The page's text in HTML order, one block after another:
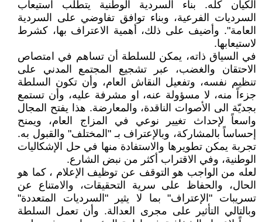
الكيان كله. بناء السردية الوطنية يتطلب استيعاب
السرديات الفرعية، وبناء توافق تفاوضي على السردية
العامة". وأضيف على ذلك، أهمية الاعتراف بها، كشرط
لاستيعابها.
في السياق ذاته، يمكن للسلطة أن تساهم في امتصاص
الاحتقان والغضب، عبر تشجيع المجتمع المدني على
تنظيم نفسه، وتفعيل النقاش العام، وأن تكون السلطة
جزءاً منه، لا مسؤولة عنه، او مشرفة عليه، وأن تستمع
بجديّة الى الأصوات الناقدة، والمعارضة. هذا يفتح المجال
واسعاً لإحداث تغيير نوعي في المزاج العام، ويمنح
إحساساً بالمشاركة، وبالإعتراف بـ "المختلف" والقبول به.
تجربة يمكن تطويرها والاستفادة منها في حل الإشكاليات
الوطنية، وفي الاقتراب أكثر من نبض الشارع.
لعله من الواجب هو التوقف عن توظيف الإعلام ، كما هو
الحال، والحفاظ على سرية التحقيقات، والامتناع عن
تسريبات "الإعتراف" بما لا يثير "السرديات المتعددة"
وبالتالي التأثير على مجرى العدالة. وأن تعمل السلطة